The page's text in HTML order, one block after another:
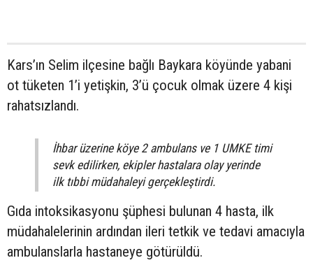
Kars’ın Selim ilçesine bağlı Baykara köyünde yabani
ot tüketen 1’i yetişkin, 3’ü çocuk olmak üzere 4 kişi
rahatsızlandı.
İhbar üzerine köye 2 ambulans ve 1 UMKE timi
sevk edilirken, ekipler hastalara olay yerinde
ilk tıbbi müdahaleyi gerçekleştirdi.
Gıda intoksikasyonu şüphesi bulunan 4 hasta, ilk
müdahalelerinin ardından ileri tetkik ve tedavi amacıyla
ambulanslarla hastaneye götürüldü.